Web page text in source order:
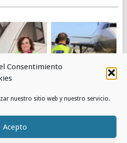
Consentimiento
nuestro sitio web y nuestro servicio.
Acepto
TRABAJO EN